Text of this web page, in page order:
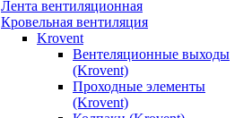
Лента вентиляционная
Кровельная вентиляция
Krovent
Вентеляционные выходы
(Krovent)
Проходные элементы
(Krovent)